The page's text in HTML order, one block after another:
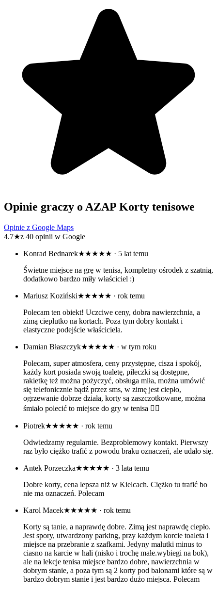
Opinie graczy o AZAP Korty tenisowe
Opinie z Google Maps
4.7★z 40 opinii w Google
Konrad Bednarek★★★★★ · 5 lat temu
Świetne miejsce na grę w tenisa, kompletny ośrodek z szatnią,
dodatkowo bardzo miły właściciel :)
Mariusz Koziński★★★★★ · rok temu
Polecam ten obiekt! Uczciwe ceny, dobra nawierzchnia, a
zimą cieplutko na kortach. Poza tym dobry kontakt i
elastyczne podejście właściciela.
Damian Błaszczyk★★★★★ · w tym roku
Polecam, super atmosfera, ceny przystępne, cisza i spokój,
każdy kort posiada swoją toaletę, piłeczki są dostępne,
rakietkę też można pożyczyć, obsługa miła, można umówić
się telefonicznie bądź przez sms, w zimę jest ciepło,
ogrzewanie dobrze działa, korty są zaszczotkowane, można
śmiało polecić to miejsce do gry w tenisa 👌🏻
Piotrek★★★★★ · rok temu
Odwiedzamy regularnie. Bezproblemowy kontakt. Pierwszy
raz było ciężko trafić z powodu braku oznaczeń, ale udało się.
Antek Porzeczka★★★★★ · 3 lata temu
Dobre korty, cena lepsza niż w Kielcach. Ciężko tu trafić bo
nie ma oznaczeń. Polecam
Karol Macek★★★★★ · rok temu
Korty są tanie, a naprawdę dobre. Zimą jest naprawdę ciepło.
Jest spory, utwardzony parking, przy każdym korcie toaleta i
miejsce na przebranie z szafkami. Jedyny malutki minus to
ciasno na karcie w hali (nisko i trochę małe.wybiegi na bok),
ale na lekcje tenisa miejsce bardzo dobre, nawierzchnia w
dobrym stanie, a poza tym są 2 korty pod balonami które są w
bardzo dobrym stanie i jest bardzo dużo miejsca. Polecam